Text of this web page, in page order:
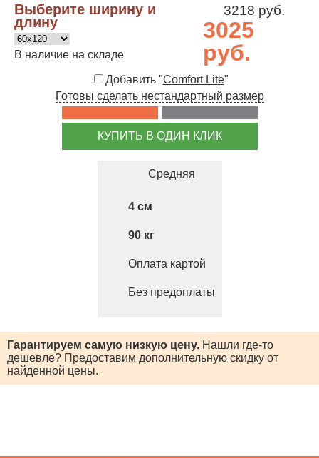
Выберите ширину и
длину
В наличие на складе
3218 руб.
3025
руб.
Добавить "Comfort Lite"
Готовы сделать нестандартный размер
КУПИТЬ В ОДИН КЛИК
Средняя
4
90
Оплата картой
Без предоплаты
Гарантируем самую низкую цену. Нашли где-то
дешевле? Предоставим дополнительную скидку от
найденной цены.